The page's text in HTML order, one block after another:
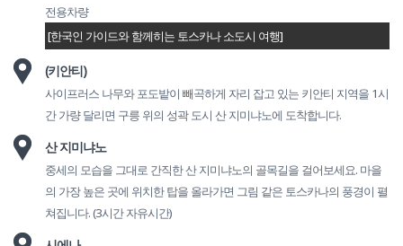
전용차량
[한국인 가이드와 함께히는 토스카나 소도시 여행]
(키안티)
사이프러스 나무와 포도밭이 빼곡하게 자리 잡고 있는 키안티 지역을 1시
간 가량 달리면 구릉 위의 성곽 도시 산 지미냐노에 도착합니다.
산 지미냐노
중세의 모습을 그대로 간직한 산 지미냐노의 골목길을 걸어보세요. 마을
의 가장 높은 곳에 위치한 탑을 올라가면 그림 같은 토스카나의 풍경이 펼
쳐집니다. (3시간 자유시간)